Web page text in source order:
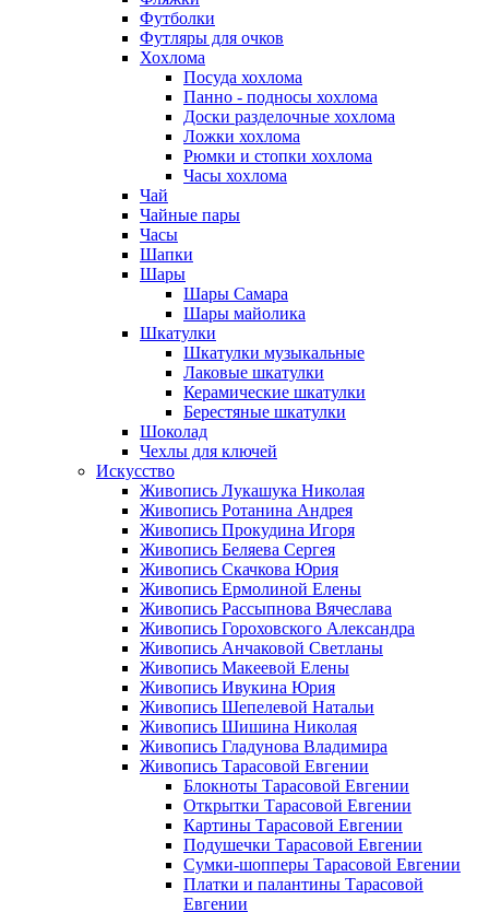
Футболки
Футляры для очков
Хохлома
Посуда хохлома
Панно - подносы хохлома
Доски разделочные хохлома
Ложки хохлома
Рюмки и стопки хохлома
Часы хохлома
Чай
Чайные пары
Часы
Шапки
Шары
Шары Самара
Шары майолика
Шкатулки
Шкатулки музыкальные
Лаковые шкатулки
Керамические шкатулки
Берестяные шкатулки
Шоколад
Чехлы для ключей
Искусство
Живопись Лукашука Николая
Живопись Ротанина Андрея
Живопись Прокудина Игоря
Живопись Беляева Сергея
Живопись Скачкова Юрия
Живопись Ермолиной Елены
Живопись Рассыпнова Вячеслава
Живопись Гороховского Александра
Живопись Анчаковой Светланы
Живопись Макеевой Елены
Живопись Ивукина Юрия
Живопись Шепелевой Натальи
Живопись Шишина Николая
Живопись Гладунова Владимира
Живопись Тарасовой Евгении
Блокноты Тарасовой Евгении
Открытки Тарасовой Евгении
Картины Тарасовой Евгении
Подушечки Тарасовой Евгении
Сумки-шопперы Тарасовой Евгении
Платки и палантины Тарасовой
Евгении